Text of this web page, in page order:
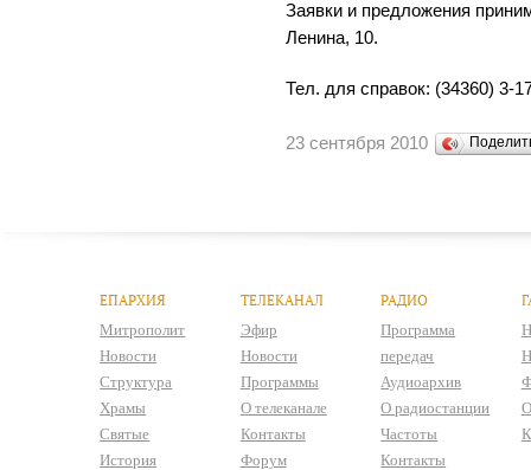
Заявки и предложения
Ленина, 10.
Тел. для справок: (34360) 3-
23 сентября 2010
ЕПАРХИЯ
Митрополит
Новости
Структура
Храмы
Святые
История
ТЕЛЕКАНАЛ
Эфир
Новости
Программы
О телеканале
Контакты
Форум
РАДИО
Программа
передач
Аудиоархив
О радиостанции
Частоты
Контакты